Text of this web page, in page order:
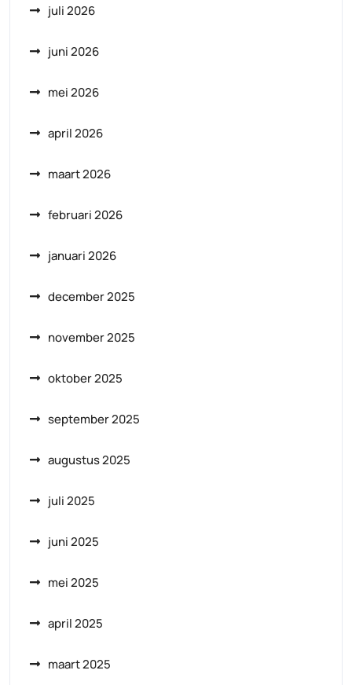
juli 2026
juni 2026
mei 2026
april 2026
maart 2026
februari 2026
januari 2026
december 2025
november 2025
oktober 2025
september 2025
augustus 2025
juli 2025
juni 2025
mei 2025
april 2025
maart 2025